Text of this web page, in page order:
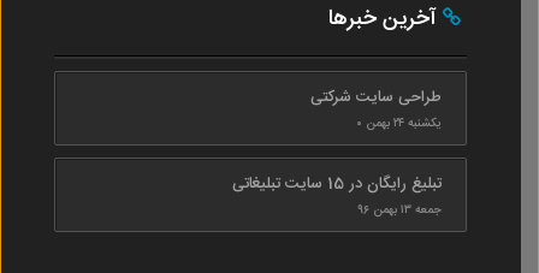
آخرین خبرها
طراحی سایت شرکتی
یکشنبه ۲۴ بهمن ۰
تبلیغ رایگان در 15 سایت تبلیغاتی
جمعه ۱۳ بهمن ۹۶